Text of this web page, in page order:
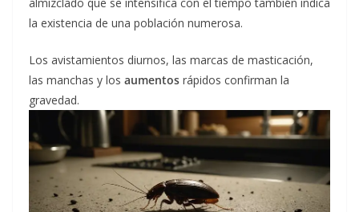
almizclado que se intensifica con el tiempo también indica
la existencia de una población numerosa.
Los avistamientos diurnos, las marcas de masticación,
las manchas y los aumentos rápidos confirman la
gravedad.